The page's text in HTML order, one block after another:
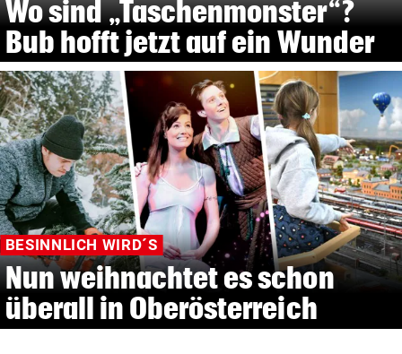
Wo sind „Taschenmonster“?
Bub hofft jetzt auf ein Wunder
BESINNLICH WIRD´S
Nun weihnachtet es schon
überall in Oberösterreich